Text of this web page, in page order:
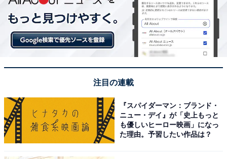
注目の連載
『スパイダーマン：ブランド・
ニュー・デイ』が「史上もっと
も優しいヒーロー映画」になっ
た理由。予習したい作品は？